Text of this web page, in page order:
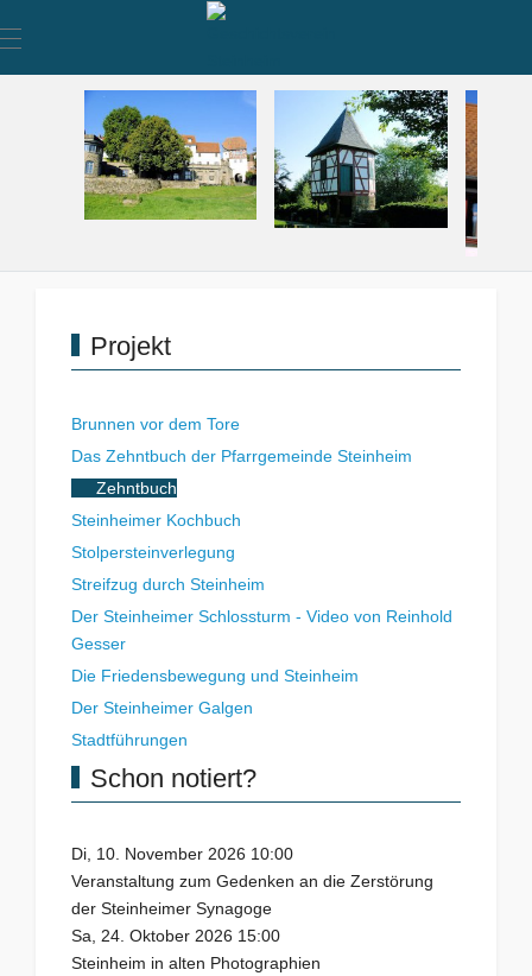
Mobile Menu Toggle
Projekt
Brunnen vor dem Tore
Das Zehntbuch der Pfarrgemeinde Steinheim
Zehntbuch
Steinheimer Kochbuch
Stolpersteinverlegung
Streifzug durch Steinheim
Der Steinheimer Schlossturm - Video von Reinhold
Gesser
Die Friedensbewegung und Steinheim
Der Steinheimer Galgen
Stadtführungen
Schon notiert?
Di, 10. November 2026 10:00
Veranstaltung zum Gedenken an die Zerstörung
der Steinheimer Synagoge
Sa, 24. Oktober 2026 15:00
Steinheim in alten Photographien